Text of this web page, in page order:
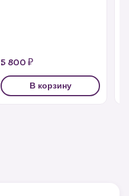
5 800 ₽
В корзину